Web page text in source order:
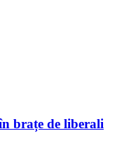
brațe de liberali